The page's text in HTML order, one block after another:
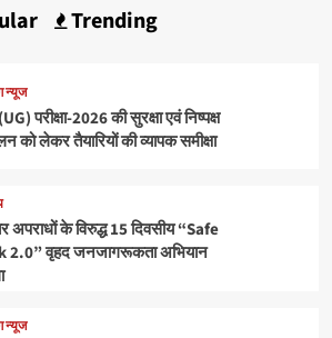
Trending
न्यूज
परीक्षा-2026 की सुरक्षा एवं निष्पक्ष
को लेकर तैयारियों की व्यापक समीक्षा
अपराधों के विरुद्ध 15 दिवसीय “Safe
2.0” वृहद जनजागरूकता अभियान
न्यूज